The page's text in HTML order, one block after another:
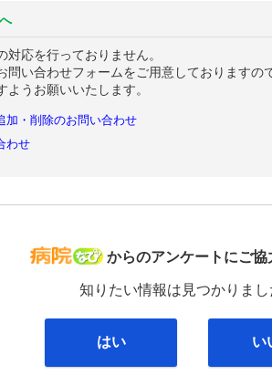
対応を行っておりません。
問い合わせフォームをご用意しておりますの
ようお願いいたします。
加・削除のお問い合わせ
わせ
病院なび
からのアンケートにご協
知りたい情報は見つかりま
はい い